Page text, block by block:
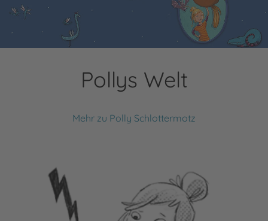
Pollys Welt
Mehr zu Polly Schlottermotz